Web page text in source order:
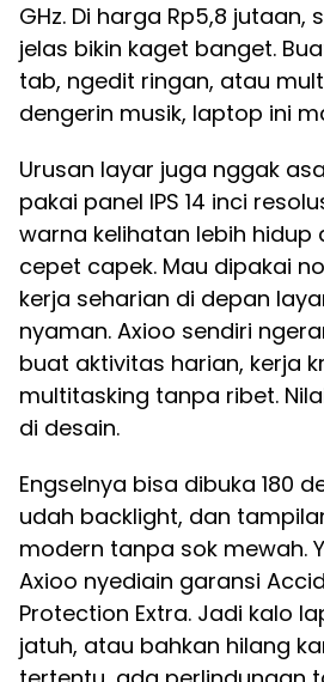
GHz. Di harga Rp5,8 jutaan,
jelas bikin kaget banget.
tab, ngedit ringan, atau
dengerin musik, laptop ini
Urusan layar juga nggak
pakai panel IPS 14 inci
warna kelihatan lebih
cepet capek. Mau dipakai
kerja seharian di depan
nyaman. Axioo sendiri
buat aktivitas harian, kerja
multitasking tanpa ribet.
di desain.
Engselnya bisa dibuka 180
udah backlight, dan
modern tanpa sok mewah.
Axioo nyediain garansi
Protection Extra. Jadi kalo
jatuh, atau bahkan hilang